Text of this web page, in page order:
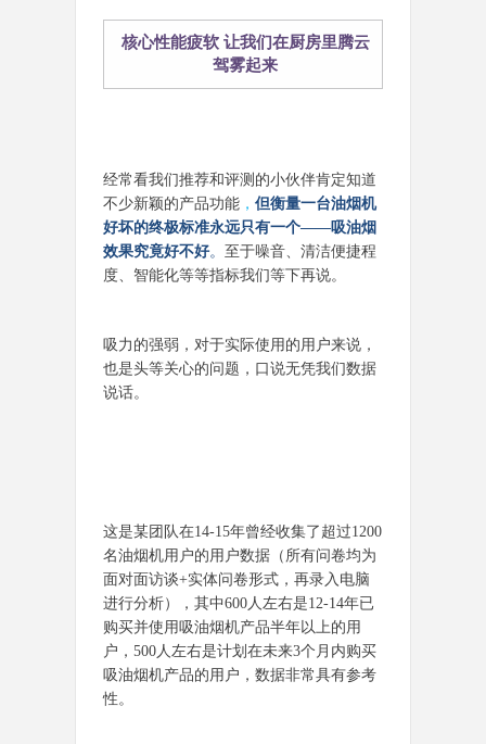
核心性能疲软 让我们在厨房里腾云
驾雾起来
经常看我们推荐和评测的小伙伴肯定知道
不少新颖的产品功能， 但衡量一台油烟机
好坏的终极标准永远只有一个——吸油烟
效果究竟好不好。 至于噪音、清洁便捷程
度、智能化等等指标我们等下再说。
吸力的强弱，对于实际使用的用户来说，
也是头等关心的问题，口说无凭我们数据
说话。
这是某团队在14-15年曾经收集了超过1200
名油烟机用户的用户数据（所有问卷均为
面对面访谈+实体问卷形式，再录入电脑
进行分析），其中600人左右是12-14年已
购买并使用吸油烟机产品半年以上的用
户，500人左右是计划在未来3个月内购买
吸油烟机产品的用户，数据非常具有参考
性。